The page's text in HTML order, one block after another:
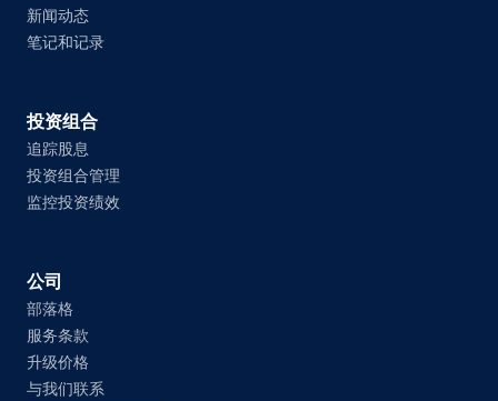
新闻动态
笔记和记录
投资组合
追踪股息
投资组合管理
监控投资绩效
公司
部落格
服务条款
升级价格
与我们联系